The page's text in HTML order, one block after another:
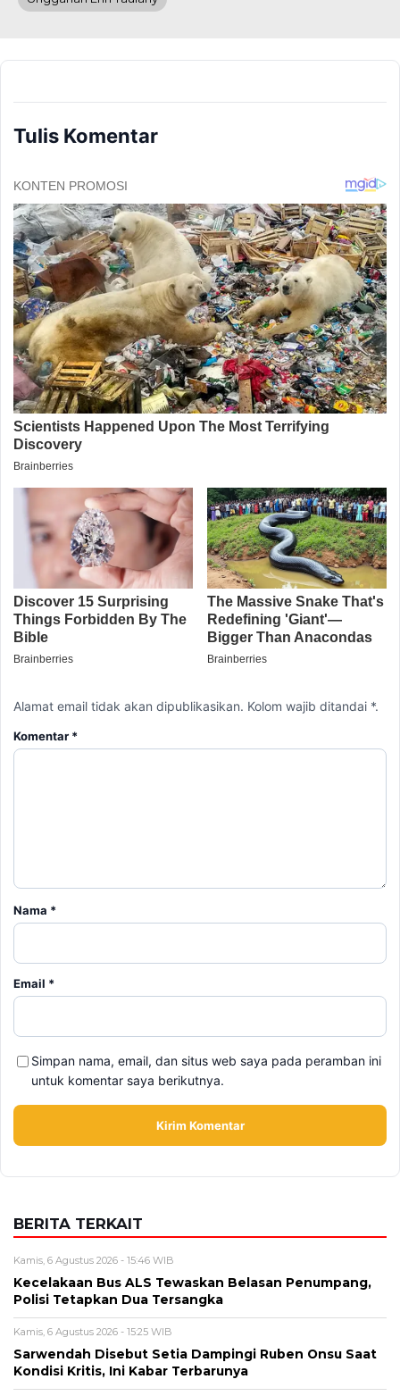
Tulis Komentar
Alamat email tidak akan dipublikasikan. Kolom wajib ditandai *.
Komentar *
Nama *
Email *
Simpan nama, email, dan situs web saya pada peramban ini
untuk komentar saya berikutnya.
BERITA TERKAIT
Kamis, 6 Agustus 2026 - 15:46 WIB
Kecelakaan Bus ALS Tewaskan Belasan Penumpang,
Polisi Tetapkan Dua Tersangka
Kamis, 6 Agustus 2026 - 15:25 WIB
Sarwendah Disebut Setia Dampingi Ruben Onsu Saat
Kondisi Kritis, Ini Kabar Terbarunya